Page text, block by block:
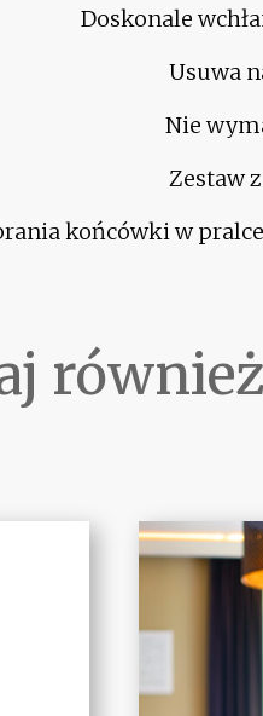
Doskonale
Usuwa
Nie
Zestaw
końcówki w